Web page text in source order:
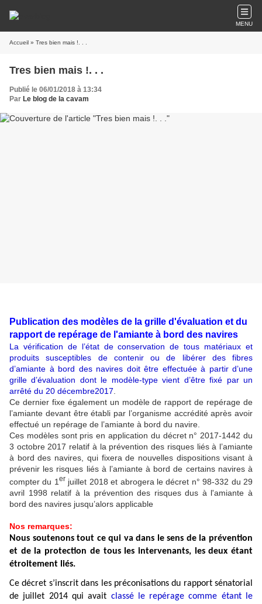
MENU
Accueil » Tres bien mais !. . .
Tres bien mais !. . .
Publié le 06/01/2018 à 13:34
Par Le blog de la cavam
Publication des modèles de la grille d'évaluation et du
rapport de repérage de l'amiante à bord des navires
La vérification de l’état de conservation de tous matériaux et
produits susceptibles de contenir ou de libérer des fibres
d’amiante à bord des navires doit être effectuée à partir d’une
grille d’évaluation dont le modèle-type vient d’être fixé par un
arrêté du 20 décembre2017
Ce dernier fixe également un modèle de rapport de repérage de
l’amiante devant être établi par l’organisme accrédité après avoir
effectué un repérage de l’amiante à bord du navire.
Ces modèles sont pris en application du décret n° 2017-1442 du
3 octobre 2017 relatif à la prévention des risques liés à l’amiante
à bord des navires, qui fixera de nouvelles dispositions visant à
prévenir les risques liés à l’amiante à bord de certains navires à
compter du 1 er juillet 2018 et abrogera le décret n° 98-332 du 29
avril 1998 relatif à la prévention des risques dus à l'amiante à
bord des navires jusqu’alors applicable
Nos remarques:
Nous soutenons tout ce qui va dans le sens de la prévention
et de la protection de tous les intervenants, les deux étant
étroitement liés.
Ce décret s’inscrit dans les préconisations du rapport sénatorial
de juillet 2014 qui avait classé le repérage comme étant le